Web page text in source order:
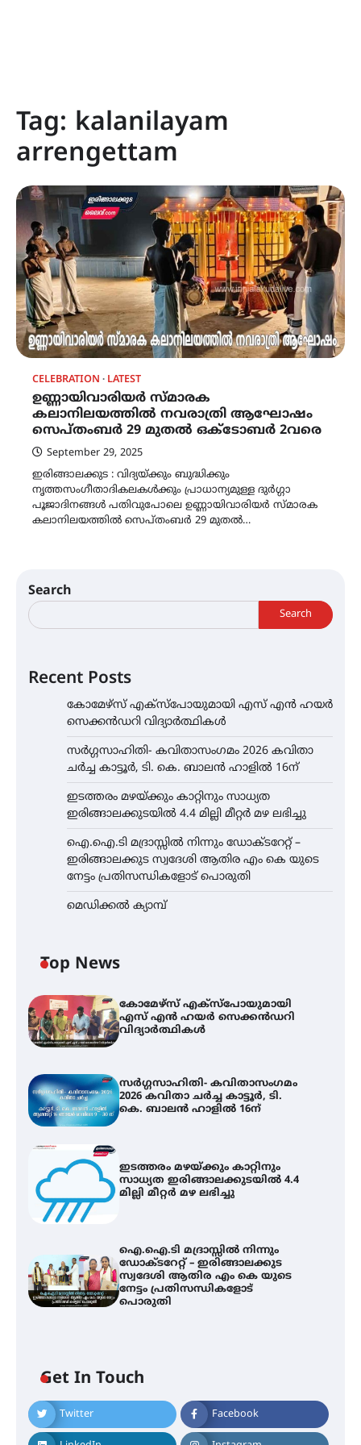
Tag: kalanilayam
arrengettam
CELEBRATION LATEST
ഉണ്ണായിവാരിയർ സ്‌മാരക
കലാനിലയത്തിൽ നവരാത്രി ആഘോഷം
സെപ്തംബർ 29 മുതൽ ഒക്ടോബർ 2വരെ
September 29, 2025
ഇരിങ്ങാലക്കുട : വിദ്യയ്ക്കും ബുദ്ധിക്കും
നൃത്തസംഗീതാദികലകൾക്കും പ്രാധാന്യമുള്ള ദുർഗ്ഗാ
പൂജാദിനങ്ങൾ പതിവുപോലെ ഉണ്ണായിവാരിയർ സ്‌മാരക
കലാനിലയത്തിൽ സെപ്തംബർ 29 മുതൽ…
Search
Search
Recent Posts
കോമേഴ്സ് എക്സ്പോയുമായി എസ് എൻ ഹയർ
സെക്കൻഡറി വിദ്യാർത്ഥികൾ
സർഗ്ഗസാഹിതി- കവിതാസംഗമം 2026 കവിതാ
ചർച്ച കാട്ടൂർ, ടി. കെ. ബാലൻ ഹാളിൽ 16ന്
ഇടത്തരം മഴയ്ക്കും കാറ്റിനും സാധ്യത
ഇരിങ്ങാലക്കുടയിൽ 4.4 മില്ലി മീറ്റർ മഴ ലഭിച്ചു
ഐ.ഐ.ടി മദ്രാസ്സിൽ നിന്നും ഡോക്ടറേറ്റ് –
ഇരിങ്ങാലക്കുട സ്വദേശി ആതിര എം കെ യുടെ
നേട്ടം പ്രതിസന്ധികളോട് പൊരുതി
മെഡിക്കൽ ക്യാമ്പ്
Top News
കോമേഴ്സ് എക്സ്പോയുമായി
എസ് എൻ ഹയർ സെക്കൻഡറി
വിദ്യാർത്ഥികൾ
സർഗ്ഗസാഹിതി- കവിതാസംഗമം
2026 കവിതാ ചർച്ച കാട്ടൂർ, ടി.
കെ. ബാലൻ ഹാളിൽ 16ന്
ഇടത്തരം മഴയ്ക്കും കാറ്റിനും
സാധ്യത ഇരിങ്ങാലക്കുടയിൽ 4.4
മില്ലി മീറ്റർ മഴ ലഭിച്ചു
ഐ.ഐ.ടി മദ്രാസ്സിൽ നിന്നും
ഡോക്ടറേറ്റ് – ഇരിങ്ങാലക്കുട
സ്വദേശി ആതിര എം കെ യുടെ
നേട്ടം പ്രതിസന്ധികളോട്
പൊരുതി
Get In Touch
Twitter Facebook
സർഗ്ഗസാഹിതി- കവിതാസംഗമം
2026 കവിതാ ചർച്ച കാട്ടൂർ, ടി. കെ.